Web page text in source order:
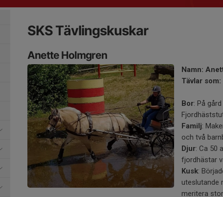
SKS Tävlingskuskar
Anette Holmgren
Namn:
Tävlar
Bor: På
Familj:
och två
Djur: Ca 50
fjordhästar
Kusk:
uteslutande
meritera